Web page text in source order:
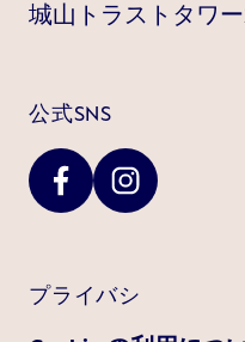
城山トラストタワ
公式SNS
プライバシ